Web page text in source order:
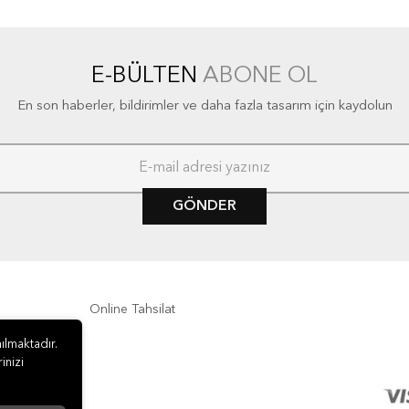
E-BÜLTEN ABONE OL
En son haberler, bildirimler ve daha fazla tasarım için kaydolun
GÖNDER
Online Tahsilat